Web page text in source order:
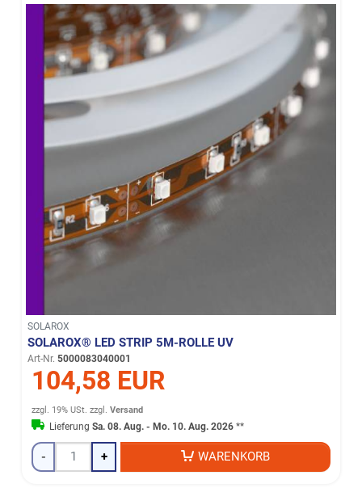
SOLAROX
SOLAROX® LED STRIP 5M-ROLLE UV
Art-Nr. 5000083040001
104,58 EUR
zzgl. 19% USt. zzgl.Versand
LieferungSa. 08. Aug. - Mo. 10. Aug. 2026 **
- + WARENKORB